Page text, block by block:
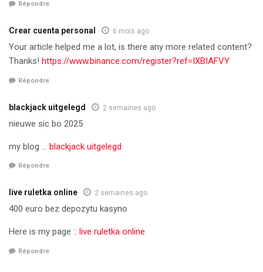
Répondre
Crear cuenta personal 6 mois ago
Your article helped me a lot, is there any more related content?
Thanks! https://www.binance.com/register?ref=IXBIAFVY
Répondre
blackjack uitgelegd 2 semaines ago
nieuwe sic bo 2025
my blog … blackjack uitgelegd
Répondre
live ruletka online 2 semaines ago
400 euro bez depozytu kasyno
Here is my page :: live ruletka online
Répondre